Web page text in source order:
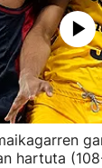
hartuta